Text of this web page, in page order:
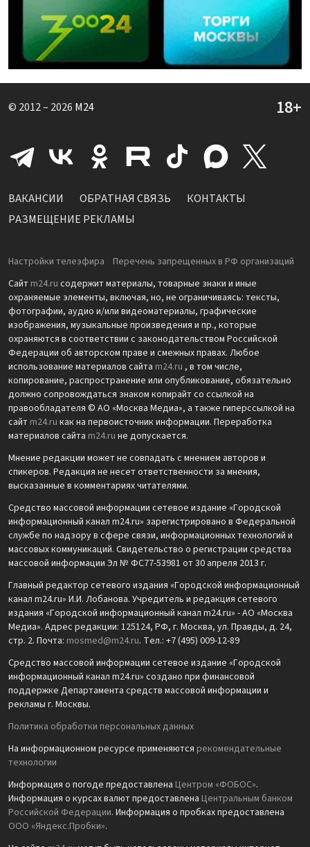
© 2012 – 2026 M24
ВАКАНСИИ ОБРАТНАЯ СВЯЗЬ
КОНТАКТЫ
РАЗМЕЩЕНИЕ РЕКЛАМЫ
Настройки телеэфира
Перечень запрещенных в РФ организаций
Сайт m24.ru содержит материалы, товарные знаки и иные
охраняемые элементы, включая, но, не ограничиваясь: тексты,
фотографии, аудио и/или видеоматериалы, графические
изображения, музыкальные произведения и пр., которые
охраняются в соответствии с законодательством Российской
Федерации об авторском праве и смежных правах. Любое
использование материалов сайта m24.ru , в том числе,
копирование, распространение или опубликование, обязательно
должно сопровождаться знаком копирайт со ссылкой на
правообладателя © АО «Москва Медиа», а также гиперссылкой на
сайт m24.ru как на первоисточник информации. Переработка
материалов сайта m24.ru не допускается.
Мнение редакции может не совпадать с мнением авторов и
спикеров. Редакция не несет ответственности за мнения,
высказанные в комментариях читателями.
Средство массовой информации сетевое издание «Городской
информационный канал m24.ru» зарегистрировано в Федеральной
службе по надзору в сфере связи, информационных технологий и
массовых коммуникаций. Свидетельство о регистрации средства
массовой информации Эл № ФС77-53981 от 30 апреля 2013 г.
Главный редактор сетевого издания «Городской информационный
канал m24.ru» И.И. Лобанова. Учредитель и редакция сетевого
издания «Городской информационный канал m24.ru» - АО «Москва
Медиа». Адрес редакции: 125124, РФ, г. Москва, ул. Правды, д. 24,
стр. 2. Почта: mosmed@m24.ru. Тел.: +7 (495) 009-12-89
Средство массовой информации сетевое издание «Городской
информационный канал m24.ru» создано при финансовой
поддержке Департамента средств массовой информации и
рекламы г. Москвы.
Политика обработки персональных данных
На информационном ресурсе применяются рекомендательные
технологии
Информация о погоде предоставлена Центром «ФОБОС».
Информация о курсах валют предоставлена Центральным банком
Российской Федерации. Информация о пробках предоставлена
ООО «Яндекс.Пробки».